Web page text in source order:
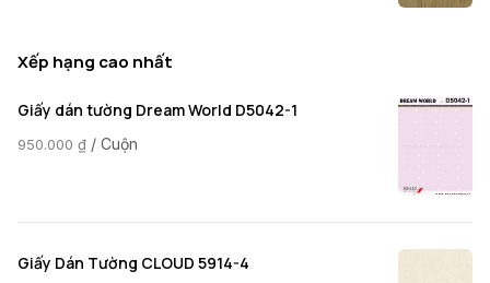
Xếp hạng cao nhất
Giấy dán tường Dream World D5042-1
950.000 ₫ / Cuộn
Giấy Dán Tường CLOUD 5914-4